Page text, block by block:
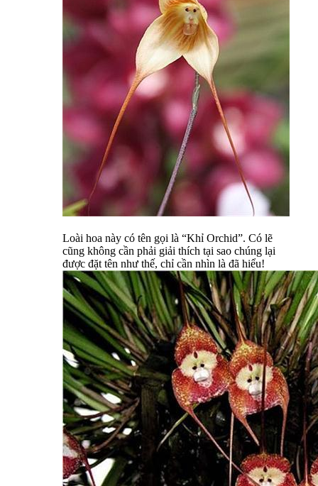
Loài hoa này có tên gọi là “Khỉ Orchid”. Có lẽ
cũng không cần phải giải thích tại sao chúng lại
được đặt tên như thế, chỉ cần nhìn là đã hiểu!